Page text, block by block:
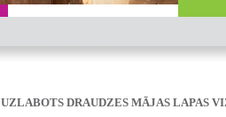
UZLABOTS DRAUDZES MĀJAS LAPAS